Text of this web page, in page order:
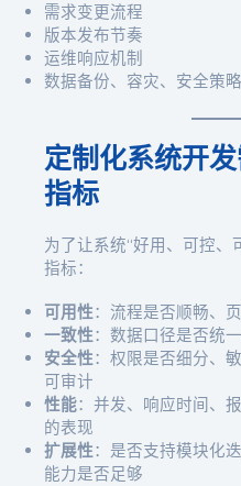
需求变更流程
版本发布节奏
运维响应机制
数据备份、容灾、安全策略
定制化系统开
指标
为了让系统“好用、可控、
指标：
可用性：流程是否顺畅、
一致性：数据口径是否统
安全性：权限是否细分、
可审计
性能：并发、响应时间、
的表现
扩展性：是否支持模块化
能力是否足够